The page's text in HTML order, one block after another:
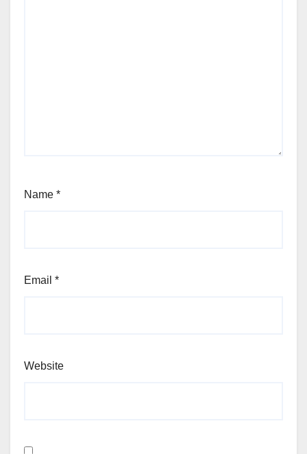
Name *
Email *
Website